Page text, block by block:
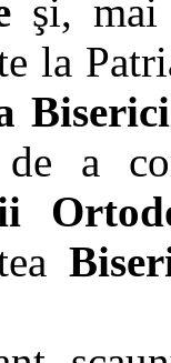
şi, mai
la
a